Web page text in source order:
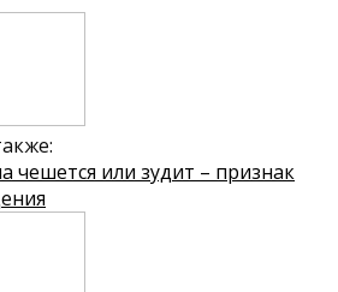
чешется или зудит – признак